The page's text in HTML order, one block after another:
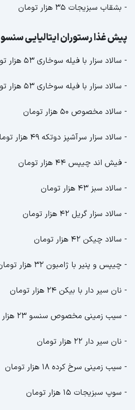
- بشقاب سبزیجات 35 هزار تومان
پیش غذا رستوران ایتالیایی سنسو
- سالاد سزار با فیله سوخاری 53 هزار تومان
- سالاد سزار با فیله سوخاری 53 هزار تومان (کوچک)
- سالاد مخصوص 50 هزار تومان
- سالاد سزار سرآشپز دوتکه 49 هزار تومان
- فیش اند چیپس 44 هزار تومان
- سالاد سبز 43 هزار تومان
- سالاد سزار گریل 42 هزار تومان
- سالاد چیکن 42 هزار تومان
- چیپس و پنیر با ژامبون 32 هزار تومان
- نان سیر دار با بیکن 24 هزار تومان
- سیب زمینی مخصوص سنسو 23 هزار تومان
- نان سیر دار 22 هزار تومان
- سیب زمینی سرخ کرده 18 هزار تومان
- سوپ سبزیجات 15 هزار تومان